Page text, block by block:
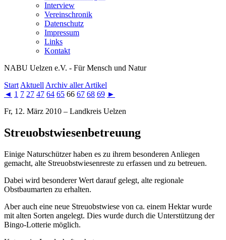
Interview
Vereinschronik
Datenschutz
Impressum
Links
Kontakt
NABU Uelzen e.V. - Für Mensch und Natur
Start Aktuell Archiv aller Artikel
◄ 1 7 27 47 64 65 66 67 68 69 ►
Fr, 12. März 2010 – Landkreis Uelzen
Streuobstwiesenbetreuung
Einige Naturschützer haben es zu ihrem besonderen Anliegen
gemacht, alte Streuobstwiesenreste zu erfassen und zu betreuen.
Dabei wird besonderer Wert darauf gelegt, alte regionale
Obstbaumarten zu erhalten.
Aber auch eine neue Streuobstwiese von ca. einem Hektar wurde
mit alten Sorten angelegt. Dies wurde durch die Unterstützung der
Bingo-Lotterie möglich.